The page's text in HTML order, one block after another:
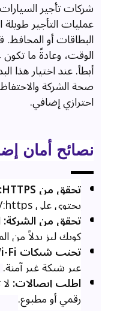
شركات تأجير
عمليات التأجير
البطاقات أو
الوقت، وعادةً ما
أبطأ. عند اختيار هذا
صحة الشركة
احترازي إضافي.
نصائح أمان
تحقق من HTTPS:
يحتوي على https:// في العنوان.
تحقق من الشركة:
كويك ليز بدلاً من
تجنب شبكات Wi-Fi العامة:
عبر شبكة غير آمنة.
اطلب إيصالات:
رقمي أو مطبوع.